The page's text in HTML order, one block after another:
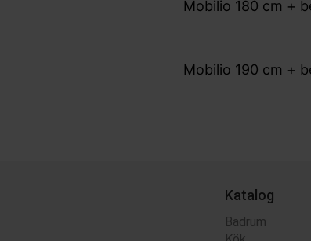
Mobilio 180 cm +
Mobilio 190 cm +
Katalog
Badrum